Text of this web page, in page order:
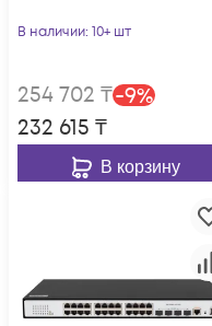
В наличии: 10+ шт
254 702 ₸-9%
232 615 ₸
В корзину